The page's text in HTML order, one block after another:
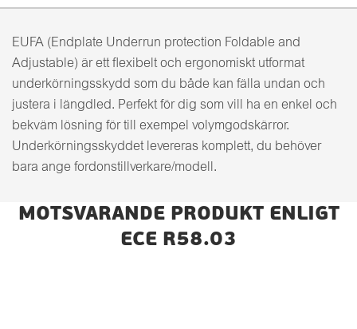
EUFA (Endplate Underrun protection Foldable and
Adjustable) är ett flexibelt och ergonomiskt utformat
underkörningsskydd som du både kan fälla undan och
justera i längdled. Perfekt för dig som vill ha en enkel och
bekväm lösning för till exempel volymgodskärror.
Underkörningsskyddet levereras komplett, du behöver
bara ange fordonstillverkare/modell.
MOTSVARANDE PRODUKT ENLIGT
ECE R58.03